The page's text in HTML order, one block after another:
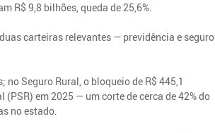
R$ 9,8 bilhões, queda de 25,6%.
carteiras relevantes — previdência e seguro
Seguro Rural, o bloqueio de R$ 445,1
em 2025 — um corte de cerca de 42% do
no estado.